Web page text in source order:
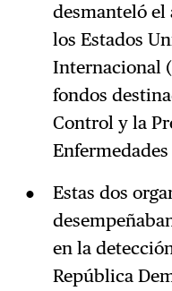
desmanteló el
los Estados
Internacional
fondos
Control y la
Enfermedades
Estas dos
en la
República